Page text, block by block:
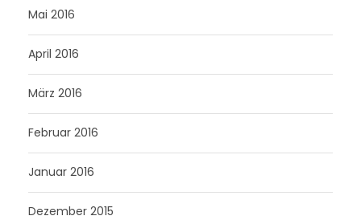
Mai 2016
April 2016
März 2016
Februar 2016
Januar 2016
Dezember 2015